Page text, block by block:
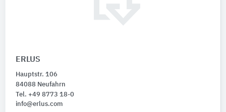
ERLUS
Hauptstr. 106
84088 Neufahrn
Tel. +49 8773 18-0
info@erlus.com